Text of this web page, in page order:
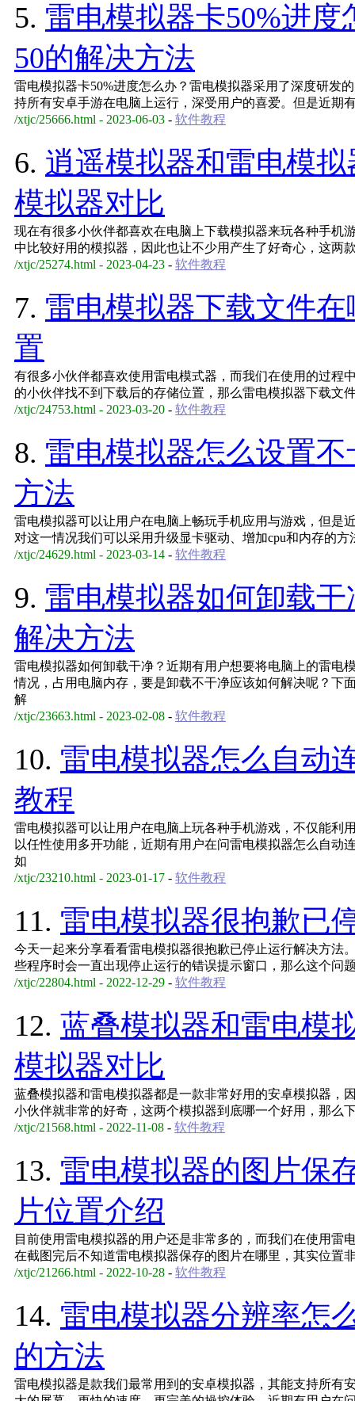
5. 雷电模拟器卡50%进
50的解决方法
雷电模拟器卡50%进度怎么办？雷电模拟器采用了深度研发
持所有安卓手游在电脑上运行，深受用户的喜爱。但是近期
/xtjc/25666.html - 2023-06-03 - 软件教程
6. 逍遥模拟器和雷电模
模拟器对比
现在有很多小伙伴都喜欢在电脑上下载模拟器来玩各种手机
中比较好用的模拟器，因此也让不少用产生了好奇心，这两
/xtjc/25274.html - 2023-04-23 - 软件教程
7. 雷电模拟器下载文件
置
有很多小伙伴都喜欢使用雷电模式器，而我们在使用的过程
的小伙伴找不到下载后的存储位置，那么雷电模拟器下载文
/xtjc/24753.html - 2023-03-20 - 软件教程
8. 雷电模拟器怎么设置
方法
雷电模拟器可以让用户在电脑上畅玩手机应用与游戏，但是
对这一情况我们可以采用升级显卡驱动、增加cpu和内存的
/xtjc/24629.html - 2023-03-14 - 软件教程
9. 雷电模拟器如何卸载
解决方法
雷电模拟器如何卸载干净？近期有用户想要将电脑上的雷电
情况，占用电脑内存，要是卸载不干净应该如何解决呢？下
解
/xtjc/23663.html - 2023-02-08 - 软件教程
10. 雷电模拟器怎么自动
教程
雷电模拟器可以让用户在电脑上玩各种手机游戏，不仅能利
以任性使用多开功能，近期有用户在问雷电模拟器怎么自动
如
/xtjc/23210.html - 2023-01-17 - 软件教程
11. 雷电模拟器很抱歉已
今天一起来分享看看雷电模拟器很抱歉已停止运行解决方法
些程序时会一直出现停止运行的错误提示窗口，那么这个问
/xtjc/22804.html - 2022-12-29 - 软件教程
12. 蓝叠模拟器和雷电模
模拟器对比
蓝叠模拟器和雷电模拟器都是一款非常好用的安卓模拟器，
小伙伴就非常的好奇，这两个模拟器到底哪一个好用，那么
/xtjc/21568.html - 2022-11-08 - 软件教程
13. 雷电模拟器的图片保
片位置介绍
目前使用雷电模拟器的用户还是非常多的，而我们在使用雷
在截图完后不知道雷电模拟器保存的图片在哪里，其实位置
/xtjc/21266.html - 2022-10-28 - 软件教程
14. 雷电模拟器分辨率怎
的方法
雷电模拟器是款我们最常用到的安卓模拟器，其能支持所有